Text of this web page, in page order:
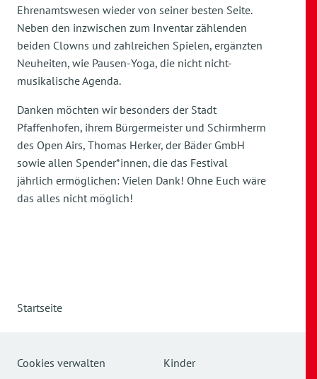
Ehrenamtswesen wieder von seiner besten Seite.
Neben den inzwischen zum Inventar zählenden
beiden Clowns und zahlreichen Spielen, ergänzten
Neuheiten, wie Pausen-Yoga, die nicht nicht-
musikalische Agenda.
Danken möchten wir besonders der Stadt
Pfaffenhofen, ihrem Bürgermeister und Schirmherrn
des Open Airs, Thomas Herker, der Bäder GmbH
sowie allen Spender*innen, die das Festival
jährlich ermöglichen: Vielen Dank! Ohne Euch wäre
das alles nicht möglich!
Startseite
Cookies verwalten Kinder